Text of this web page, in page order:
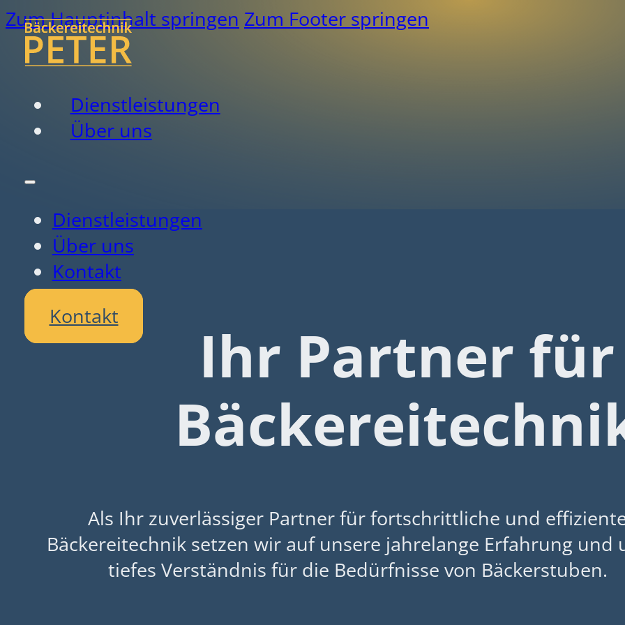
Zum Hauptinhalt springen Zum Footer springen
Dienstleistungen
Über uns
Dienstleistungen
Über uns
Kontakt
Kontakt
Ihr Partner für
Als Ihr zuverlässiger Partner für fortschrittliche und
Bäckereitechnik setzen wir auf unsere jahrelange Erfahrung und
tiefes Verständnis für die Bedürfnisse von Bäckerstuben.